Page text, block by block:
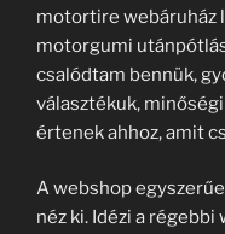
motortire webáruház
motorgumi
csalódtam bennük,
választékuk,
értenek ahhoz, amit
A webshop
néz ki. Idézi a